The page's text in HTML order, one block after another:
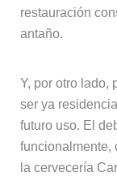
restauración
antaño.
Y, por otro lado,
ser ya
futuro uso. El
funcionalmente,
la cervecería